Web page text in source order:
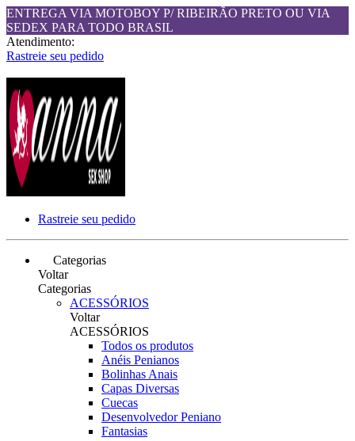
ENTREGA VIA MOTOBOY P/ RIBEIRÃO PRETO OU VIA
SEDEX PARA TODO BRASIL
Atendimento:
Rastreie seu pedido
Rastreie seu pedido
Categorias
Voltar
Categorias
ACESSÓRIOS
Voltar
ACESSÓRIOS
Todos os produtos
Anéis Penianos
Bolinhas Anais
Capas Diversas
Cuecas
Desenvolvedor Peniano
Fantasias